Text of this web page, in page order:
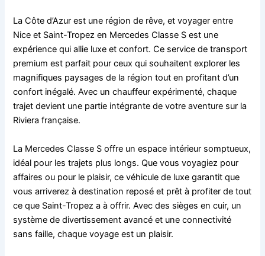
La Côte d’Azur est une région de rêve, et voyager entre
Nice et Saint-Tropez en Mercedes Classe S est une
expérience qui allie luxe et confort. Ce service de transport
premium est parfait pour ceux qui souhaitent explorer les
magnifiques paysages de la région tout en profitant d’un
confort inégalé. Avec un chauffeur expérimenté, chaque
trajet devient une partie intégrante de votre aventure sur la
Riviera française.
La Mercedes Classe S offre un espace intérieur somptueux,
idéal pour les trajets plus longs. Que vous voyagiez pour
affaires ou pour le plaisir, ce véhicule de luxe garantit que
vous arriverez à destination reposé et prêt à profiter de tout
ce que Saint-Tropez a à offrir. Avec des sièges en cuir, un
système de divertissement avancé et une connectivité
sans faille, chaque voyage est un plaisir.